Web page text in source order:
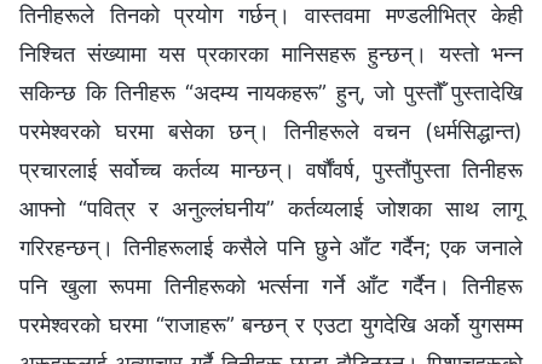
तिनीहरूले तिनको प्रयोग गर्छन्। वास्तवमा मण्डलीभित्र केही
निश्चित संख्यामा यस प्रकारका मानिसहरू हुन्छन्। यस्तो भन्न
सकिन्छ कि तिनीहरू “अदम्य नायकहरू” हुन्, जो पुस्तौँ पुस्तादेखि
परमेश्‍वरको घरमा बसेका छन्। तिनीहरूले वचन (धर्मसिद्धान्त)
प्रचारलाई सर्वोच्च कर्तव्य मान्छन्। वर्षौंवर्ष, पुस्तौंपुस्ता तिनीहरू
आफ्नो “पवित्र र अनुल्लंघनीय” कर्तव्यलाई जोशका साथ लागू
गरिरहन्छन्। तिनीहरूलाई कसैले पनि छुने आँट गर्दैन; एक जनाले
पनि खुला रूपमा तिनीहरूको भर्त्सना गर्ने आँट गर्दैन। तिनीहरू
परमेश्‍वरको घरमा “राजाहरू” बन्छन् र एउटा युगदेखि अर्को युगसम्म